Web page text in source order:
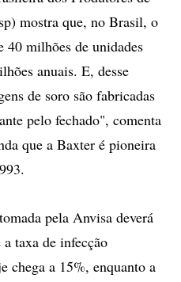
mostra que, no Brasil, o
40 milhões de unidades
anuais. E, desse
de soro são fabricadas
pelo fechado", comenta
que a Baxter é pioneira
pela Anvisa deverá
taxa de infecção
chega a 15%, enquanto a